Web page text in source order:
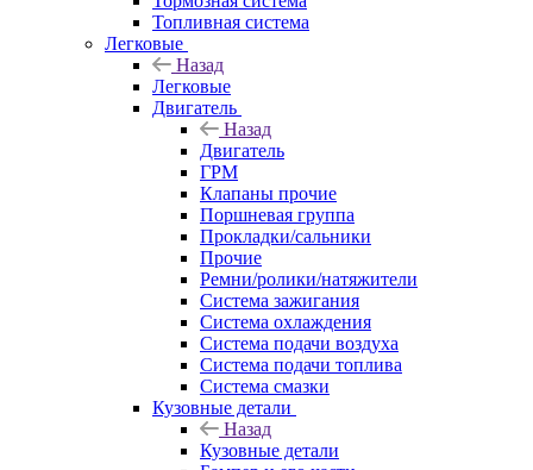
Топливная система
Легковые
Назад
Легковые
Двигатель
Назад
Двигатель
ГРМ
Клапаны прочие
Поршневая группа
Прокладки/сальники
Прочие
Ремни/ролики/натяжители
Система зажигания
Система охлаждения
Система подачи воздуха
Система подачи топлива
Система смазки
Кузовные детали
Назад
Кузовные детали